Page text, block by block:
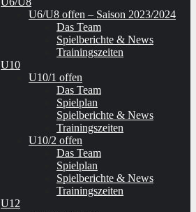
U6/U8 offen – Saison 2023/2024
Das Team
Spielberichte & News
Trainingszeiten
U10
U10/1 offen
Das Team
Spielplan
Spielberichte & News
Trainingszeiten
U10/2 offen
Das Team
Spielplan
Spielberichte & News
Trainingszeiten
U12